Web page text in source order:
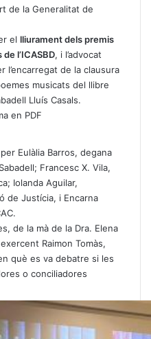
de la Generalitat de
el lliurament dels premis
l’ICASBD, i l’advocat
l’encarregat de la clausura
musicats del llibre
Lluís Casals.
en PDF
Eulàlia Barros, degana
Francesc X. Vila,
Iolanda Aguilar,
de Justícia, i Encarna
de la mà de la Dra. Elena
Raimon Tomàs,
què es va debatre si les
o conciliadores